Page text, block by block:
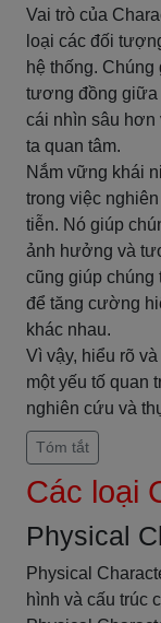
Vai trò của
loại các đối
hệ thống.
tương đồng giữa
cái nhìn sâu hơn
ta quan tâm.
Nắm vững khái
trong việc
tiễn. Nó giúp
ảnh hưởng và
cũng giúp chúng
để tăng cường
khác nhau.
Vì vậy, hiểu rõ
một yếu tố quan
nghiên cứu và
Tóm tắt
Các loại
Physical
Physical
hình và cấu trúc